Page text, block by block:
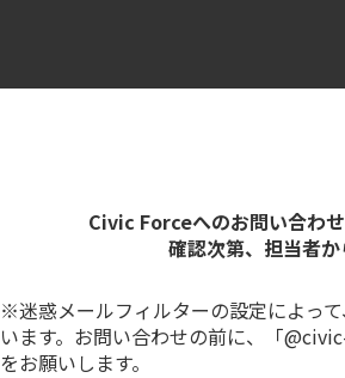
Civic Forceへのお問い合わ
確認次第、担当者か
※迷惑メールフィルターの設定によっ
います。お問い合わせの前に、「
をお願いします。